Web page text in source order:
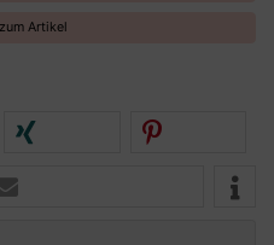
Artikel